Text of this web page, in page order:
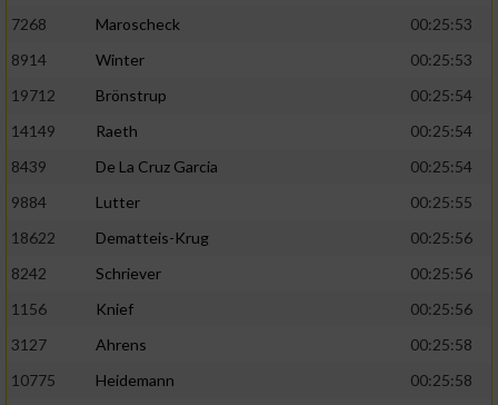
7268
Maroscheck
00:25:53
8914
Winter
00:25:53
19712
Brönstrup
00:25:54
14149
Raeth
00:25:54
8439
De La Cruz Garcia
00:25:54
9884
Lutter
00:25:55
18622
Dematteis-Krug
00:25:56
8242
Schriever
00:25:56
1156
Knief
00:25:56
3127
Ahrens
00:25:58
10775
Heidemann
00:25:58
Verwendung von Profilen zur Auswahl
personalisierter Inhalte
Analyse von Zielgruppen durch Statistiken
verschiedenen Quellen
Entwicklung und Verbesserung der Angebote
Verwendung reduzierter Daten zur Auswahl